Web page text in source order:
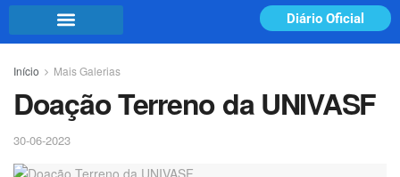
Diário Oficial
Início Mais Galerias
Doação Terreno da UNIVASF
30-06-2023